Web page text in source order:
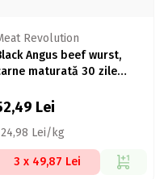
Revolution
Angus beef wurst,
maturată 30 zile
Lei
Lei/kg
3 x 49,87 Lei